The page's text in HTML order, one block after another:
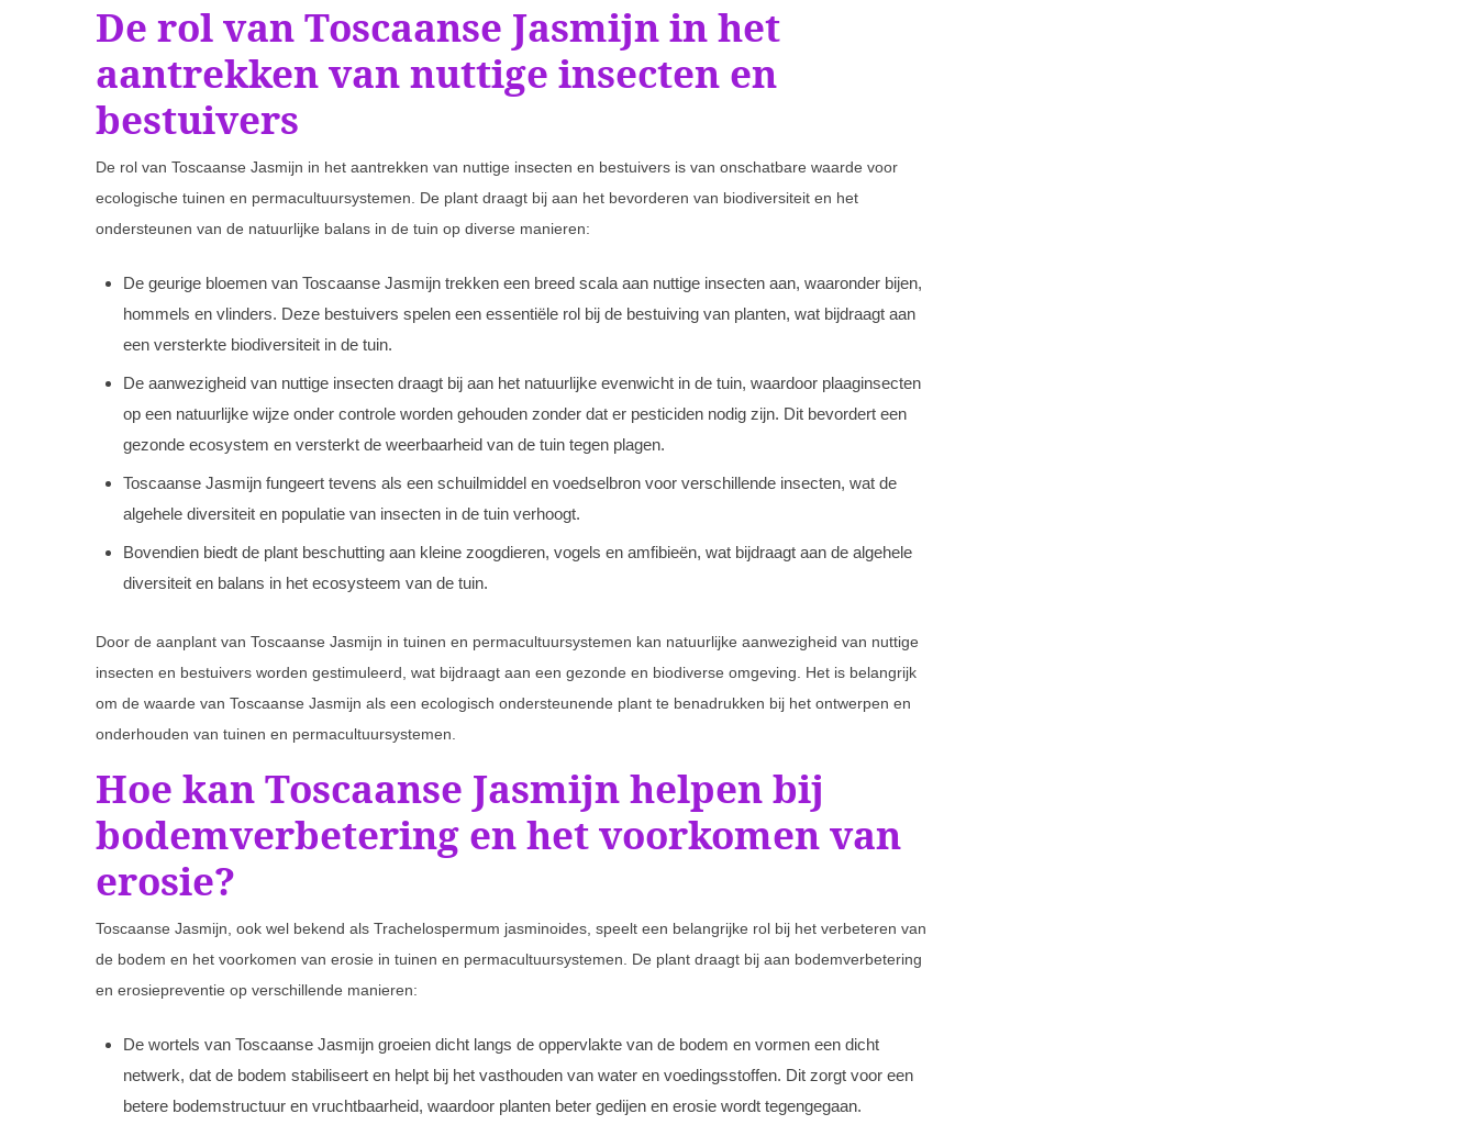
De rol van Toscaanse Jasmijn in het
aantrekken van nuttige insecten en
bestuivers
De rol van Toscaanse Jasmijn in het aantrekken van nuttige insecten en bestuivers is van onschatbare waarde voor
ecologische tuinen en permacultuursystemen. De plant draagt bij aan het bevorderen van biodiversiteit en het
ondersteunen van de natuurlijke balans in de tuin op diverse manieren:
De geurige bloemen van Toscaanse Jasmijn trekken een breed scala aan nuttige insecten aan, waaronder bijen,
hommels en vlinders. Deze bestuivers spelen een essentiële rol bij de bestuiving van planten, wat bijdraagt aan
een versterkte biodiversiteit in de tuin.
De aanwezigheid van nuttige insecten draagt bij aan het natuurlijke evenwicht in de tuin, waardoor plaaginsecten
op een natuurlijke wijze onder controle worden gehouden zonder dat er pesticiden nodig zijn. Dit bevordert een
gezonde ecosystem en versterkt de weerbaarheid van de tuin tegen plagen.
Toscaanse Jasmijn fungeert tevens als een schuilmiddel en voedselbron voor verschillende insecten, wat de
algehele diversiteit en populatie van insecten in de tuin verhoogt.
Bovendien biedt de plant beschutting aan kleine zoogdieren, vogels en amfibieën, wat bijdraagt aan de algehele
diversiteit en balans in het ecosysteem van de tuin.
Door de aanplant van Toscaanse Jasmijn in tuinen en permacultuursystemen kan natuurlijke aanwezigheid van nuttige
insecten en bestuivers worden gestimuleerd, wat bijdraagt aan een gezonde en biodiverse omgeving. Het is belangrijk
om de waarde van Toscaanse Jasmijn als een ecologisch ondersteunende plant te benadrukken bij het ontwerpen en
onderhouden van tuinen en permacultuursystemen.
Hoe kan Toscaanse Jasmijn helpen bij
bodemverbetering en het voorkomen van
erosie?
Toscaanse Jasmijn, ook wel bekend als Trachelospermum jasminoides, speelt een belangrijke rol bij het verbeteren van
de bodem en het voorkomen van erosie in tuinen en permacultuursystemen. De plant draagt bij aan bodemverbetering
en erosiepreventie op verschillende manieren:
De wortels van Toscaanse Jasmijn groeien dicht langs de oppervlakte van de bodem en vormen een dicht
netwerk, dat de bodem stabiliseert en helpt bij het vasthouden van water en voedingsstoffen. Dit zorgt voor een
betere bodemstructuur en vruchtbaarheid, waardoor planten beter gedijen en erosie wordt tegengegaan.